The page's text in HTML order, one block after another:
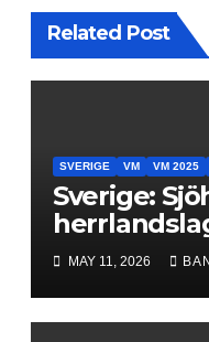
Related Post
SVERIGE VM VM 2025
Sverige:
MAY 11, 2026